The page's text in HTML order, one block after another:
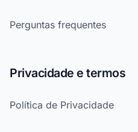
Perguntas frequentes
Privacidade e termos
Política de Privacidade